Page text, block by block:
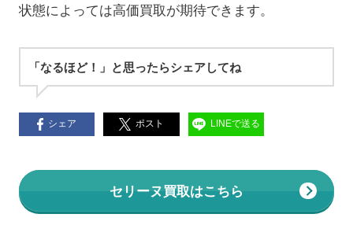
状態によっては高価買取が期待できます。
「なるほど！」と思ったらシェアしてね
シェア ポスト LINEで送る
セリーヌ買取はこちら